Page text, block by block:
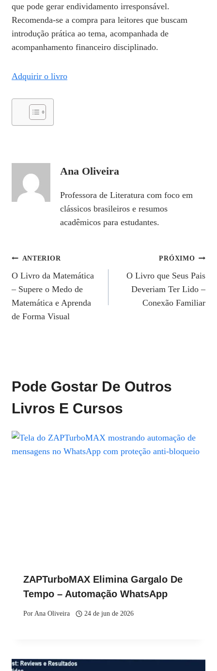
que pode gerar endividamento irresponsável.
Recomenda‑se a compra para leitores que buscam
introdução prática ao tema, acompanhada de
acompanhamento financeiro disciplinado.
Adquirir o livro
Ana Oliveira
Professora de Literatura com foco em
clássicos brasileiros e resumos
acadêmicos para estudantes.
Navegação
De
Post
ANTERIOR
O Livro da Matemática
– Supere o Medo de
Matemática e Aprenda
de Forma Visual
PRÓXIMO
O Livro que Seus Pais
Deveriam Ter Lido –
Conexão Familiar
Pode Gostar De Outros
Livros E Cursos
ZAPTurboMAX Elimina Gargalo De
Tempo – Automação WhatsApp
PorAna Oliveira 24 de jun de 2026